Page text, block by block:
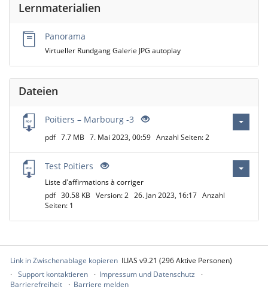
Lernmaterialien
Panorama
Virtueller Rundgang Galerie JPG autoplay
Dateien
Poitiers – Marbourg -3
pdf 7.7 MB 7. Mai 2023, 00:59 Anzahl Seiten: 2
Test Poitiers
Liste d'affirmations à corriger
pdf 30.58 KB Version: 2 26. Jan 2023, 16:17 Anzahl
Seiten: 1
Link in Zwischenablage kopieren ILIAS v9.21 (296 Aktive Personen)
Support kontaktieren
Impressum und Datenschutz
Barrierefreiheit
Barriere melden